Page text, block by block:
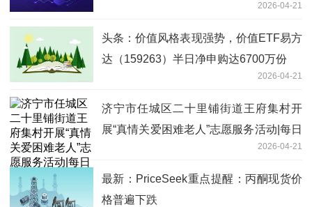
2026-04-21
头条：价值风格表现强势，价值ETF易方
达（159263）半日净申购达6700万份
2026-04-21
济宁市任城区二十里铺街道王府集村开
展“真情关爱困难老人”志愿服务活动|每日
2026-04-21
最新：PriceSeek重点提醒：丙酮现货价
格普遍下跌